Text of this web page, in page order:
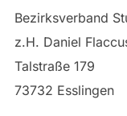
Bezirksverband
z.H. Daniel
Talstraße 179
73732 Esslingen